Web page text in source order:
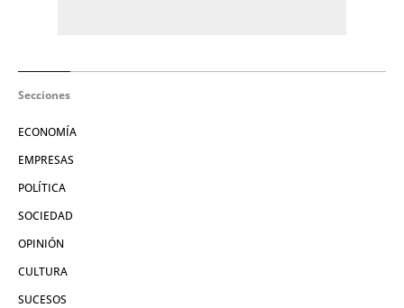
Secciones
ECONOMÍA
EMPRESAS
POLÍTICA
SOCIEDAD
OPINIÓN
CULTURA
SUCESOS